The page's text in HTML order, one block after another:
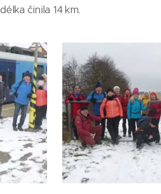
délka činila 14 km.